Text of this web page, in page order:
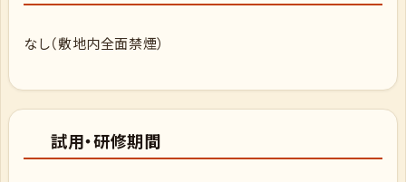
なし（敷地内全面禁煙）
試用・研修期間